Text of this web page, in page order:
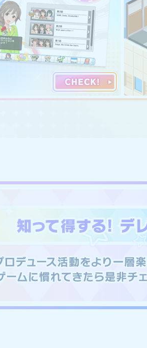
」について
までイベントとして実施していた「LIVE
タイルアイドルのアップデートなどを予定
して実施していた一部プレイデータの破棄
詳細は次回のイベント「LIVE Infinity」開催
いて
開催終了に伴い、プロデュース方針の調整
します。
て
パス特典の改修を予定しております。